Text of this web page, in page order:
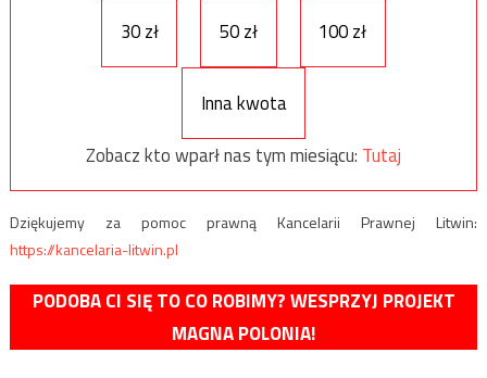
30 zł
50 zł 100 zł
Inna kwota
Zobacz kto wparł nas tym miesiącu: Tutaj
Dziękujemy za pomoc prawną Kancelarii Prawnej Litwin:
https://kancelaria-litwin.pl
PODOBA CI SIĘ TO CO ROBIMY? WESPRZYJ PROJEKT
MAGNA POLONIA!